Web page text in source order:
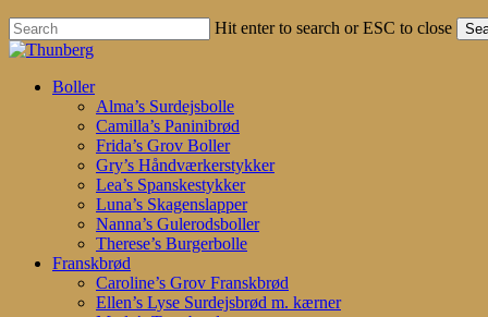
Hit enter to search or ESC to close
Close
search
account
Menu
Boller
Alma’s Surdejsbolle
Camilla’s Paninibrød
Frida’s Grov Boller
Gry’s Håndværkerstykker
Lea’s Spanskestykker
Luna’s Skagenslapper
Nanna’s Gulerodsboller
Therese’s Burgerbolle
Franskbrød
Caroline’s Grov Franskbrød
Ellen’s Lyse Surdejsbrød m. kærner